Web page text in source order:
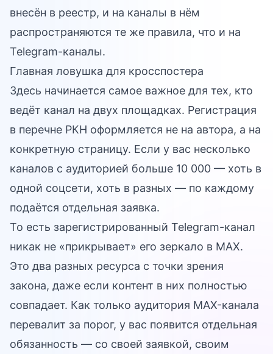
внесён в реестр, и на каналы в нём
распространяются те же правила, что и на
Telegram-каналы.
Главная ловушка для кросспостера
Здесь начинается самое важное для тех, кто
ведёт канал на двух площадках. Регистрация
в перечне РКН оформляется не на автора, а на
конкретную страницу. Если у вас несколько
каналов с аудиторией больше 10 000 — хоть в
одной соцсети, хоть в разных — по каждому
подаётся отдельная заявка.
То есть зарегистрированный Telegram-канал
никак не «прикрывает» его зеркало в MAX.
Это два разных ресурса с точки зрения
закона, даже если контент в них полностью
совпадает. Как только аудитория MAX-канала
перевалит за порог, у вас появится отдельная
обязанность — со своей заявкой, своим